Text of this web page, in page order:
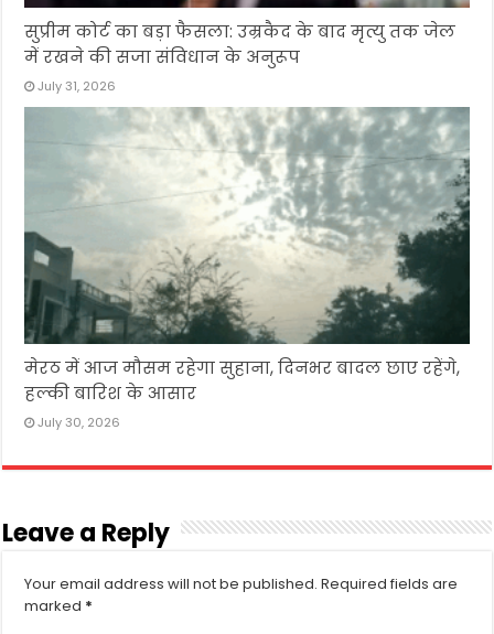
सुप्रीम कोर्ट का बड़ा फैसला: उम्रकैद के बाद मृत्यु तक जेल
में रखने की सजा संविधान के अनुरूप
July 31, 2026
मेरठ में आज मौसम रहेगा सुहाना, दिनभर बादल छाए रहेंगे,
हल्की बारिश के आसार
July 30, 2026
Leave a Reply
Your email address will not be published. Required fields are
marked *